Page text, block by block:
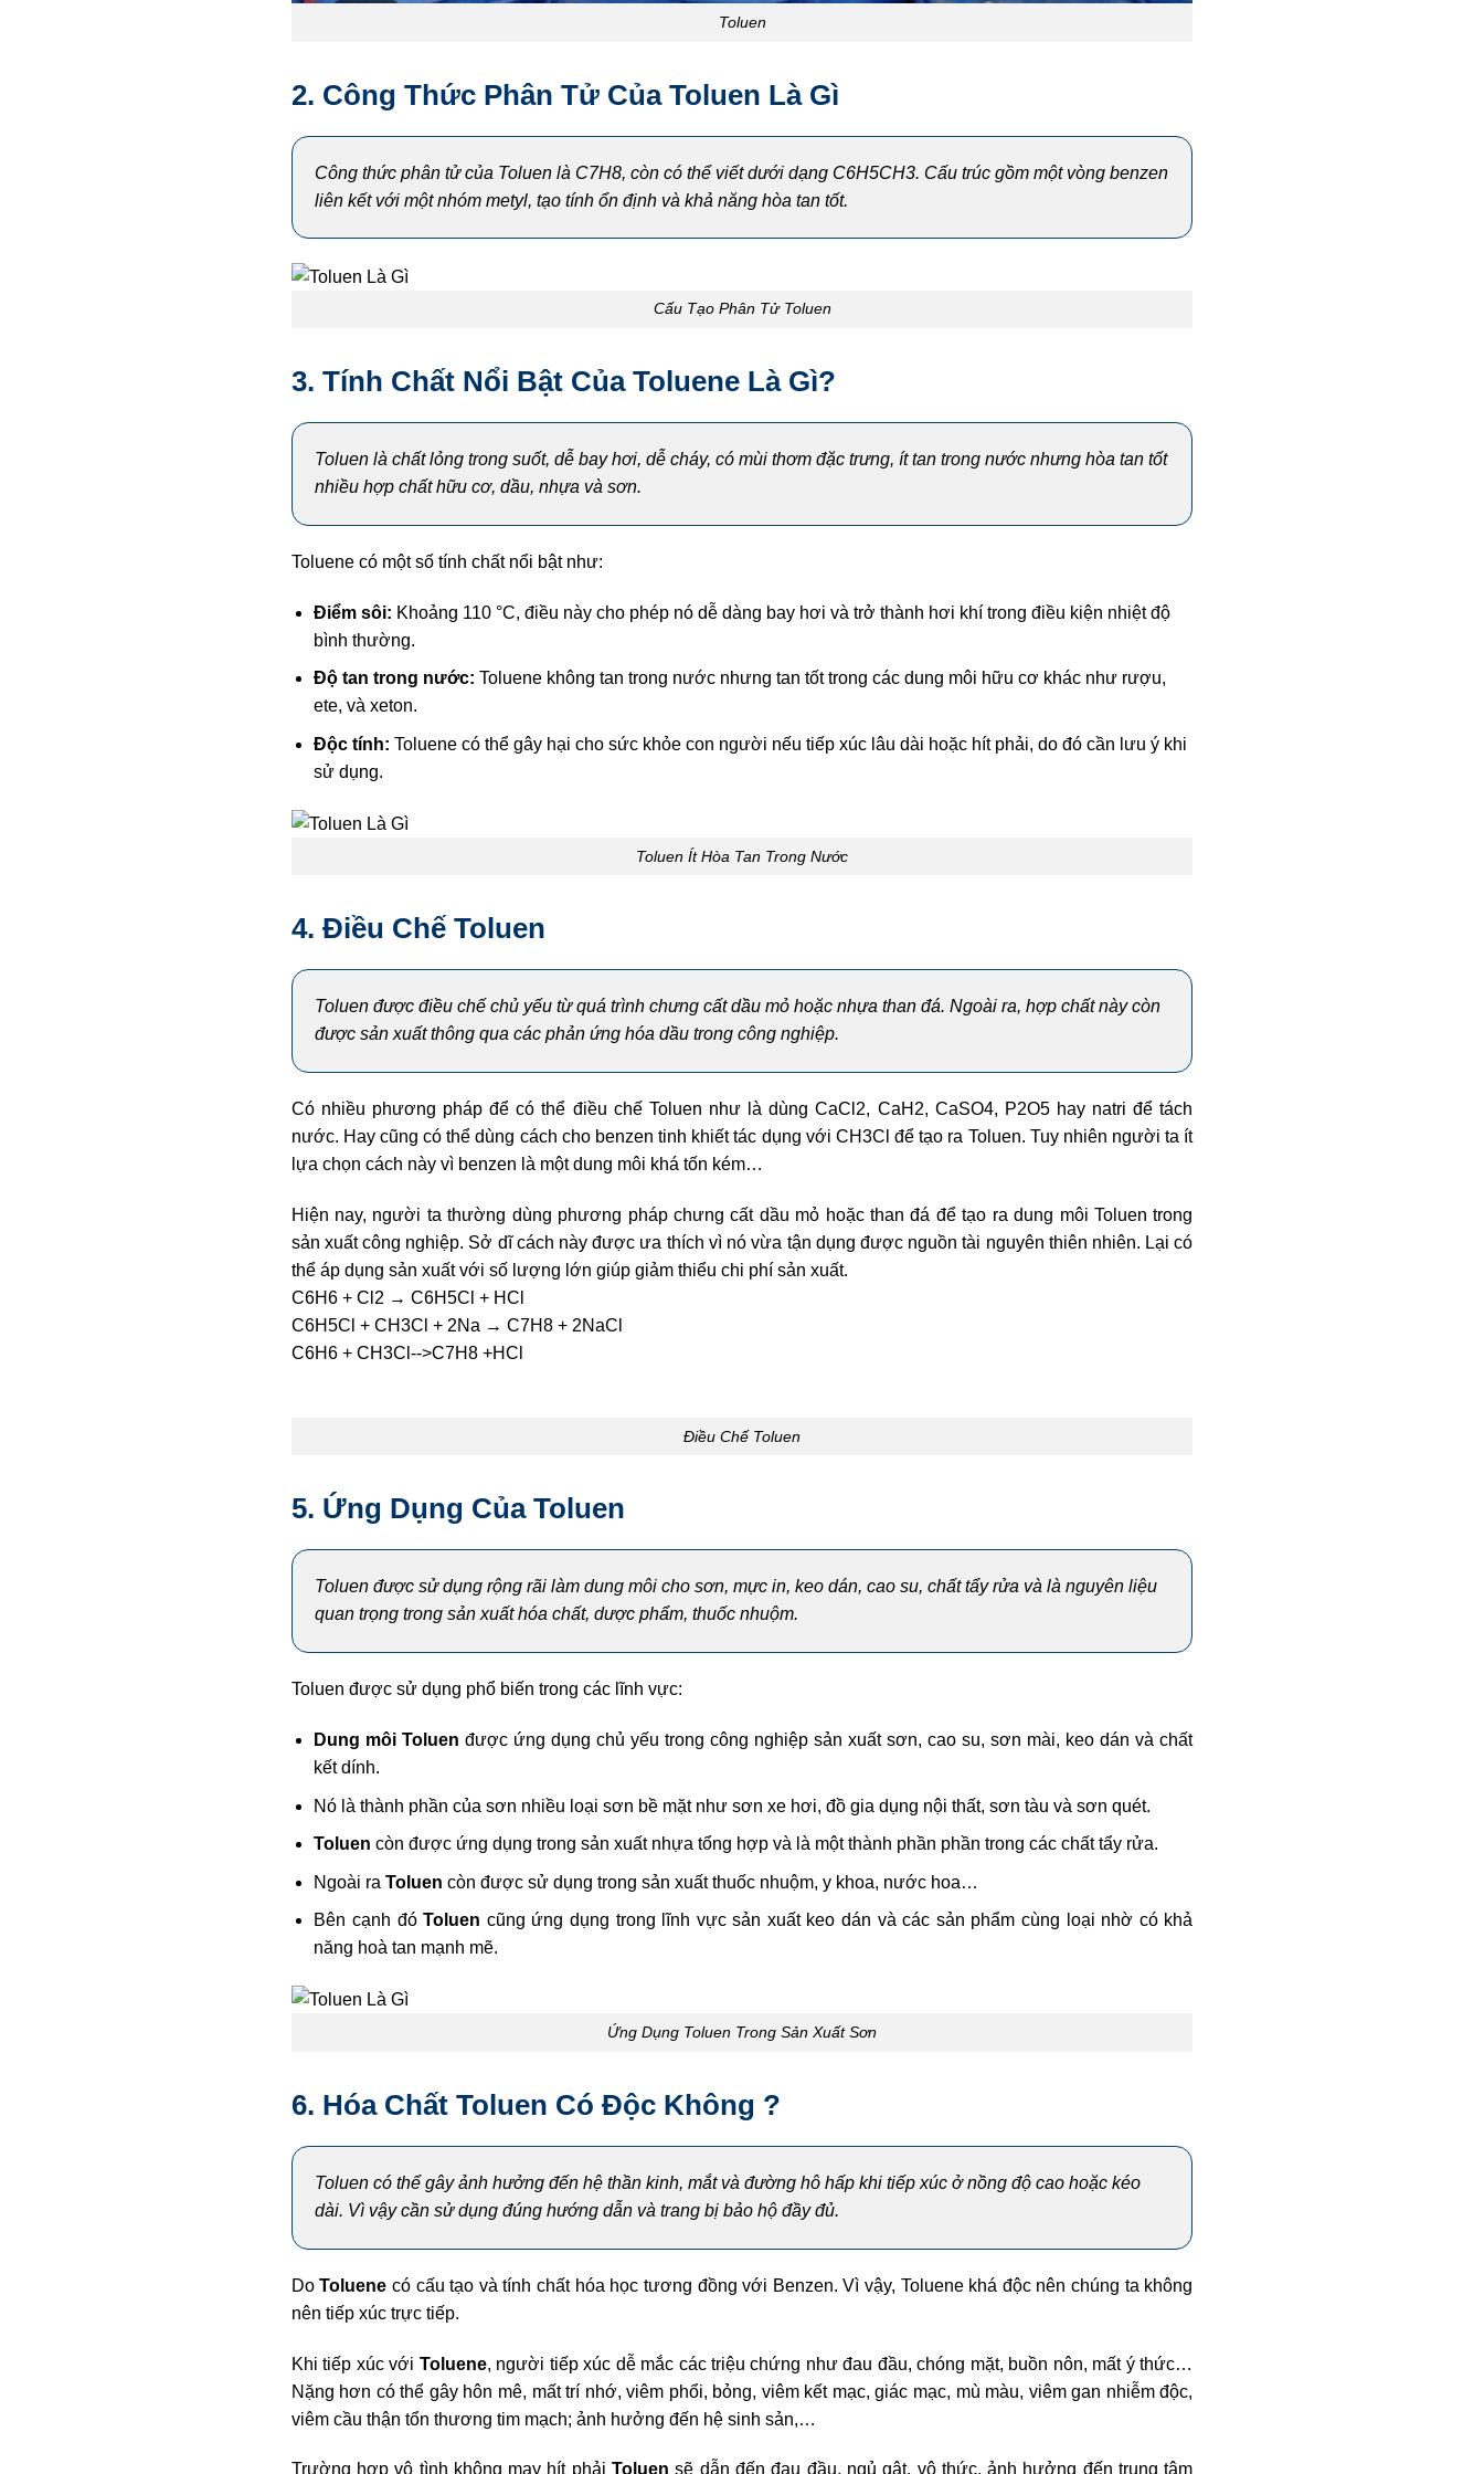
Toluen
2. Công Thức Phân Tử Của Toluen Là Gì
Công thức phân tử của Toluen là C7H8, còn có thể viết dưới dạng C6H5CH3. Cấu trúc gồm một vòng benzen
liên kết với một nhóm metyl, tạo tính ổn định và khả năng hòa tan tốt.
Cấu Tạo Phân Tử Toluen
3. Tính Chất Nổi Bật Của Toluene Là Gì?
Toluen là chất lỏng trong suốt, dễ bay hơi, dễ cháy, có mùi thơm đặc trưng, ít tan trong nước nhưng hòa tan tốt
nhiều hợp chất hữu cơ, dầu, nhựa và sơn.
Toluene có một số tính chất nổi bật như:
Điểm sôi: Khoảng 110 °C, điều này cho phép nó dễ dàng bay hơi và trở thành hơi khí trong điều kiện nhiệt độ
bình thường.
Độ tan trong nước: Toluene không tan trong nước nhưng tan tốt trong các dung môi hữu cơ khác như rượu,
ete, và xeton.
Độc tính: Toluene có thể gây hại cho sức khỏe con người nếu tiếp xúc lâu dài hoặc hít phải, do đó cần lưu ý khi
sử dụng.
Toluen Ít Hòa Tan Trong Nước
4. Điều Chế Toluen
Toluen được điều chế chủ yếu từ quá trình chưng cất dầu mỏ hoặc nhựa than đá. Ngoài ra, hợp chất này còn
được sản xuất thông qua các phản ứng hóa dầu trong công nghiệp.
Có nhiều phương pháp để có thể điều chế Toluen như là dùng CaCl2, CaH2, CaSO4, P2O5 hay natri để tách
nước. Hay cũng có thể dùng cách cho benzen tinh khiết tác dụng với CH3Cl để tạo ra Toluen. Tuy nhiên người ta ít
lựa chọn cách này vì benzen là một dung môi khá tốn kém…
Hiện nay, người ta thường dùng phương pháp chưng cất dầu mỏ hoặc than đá để tạo ra dung môi Toluen trong
sản xuất công nghiệp. Sở dĩ cách này được ưa thích vì nó vừa tận dụng được nguồn tài nguyên thiên nhiên. Lại có
thể áp dụng sản xuất với số lượng lớn giúp giảm thiểu chi phí sản xuất.
C6H6 + Cl2 → C6H5Cl + HCl
C6H5Cl + CH3Cl + 2Na → C7H8 + 2NaCl
C6H6 + CH3Cl-->C7H8 +HCl
Điều Chế Toluen
5. Ứng Dụng Của Toluen
Toluen được sử dụng rộng rãi làm dung môi cho sơn, mực in, keo dán, cao su, chất tẩy rửa và là nguyên liệu
quan trọng trong sản xuất hóa chất, dược phẩm, thuốc nhuộm.
Toluen được sử dụng phổ biến trong các lĩnh vực:
Dung môi Toluen được ứng dụng chủ yếu trong công nghiệp sản xuất sơn, cao su, sơn mài, keo dán và chất
kết dính.
Nó là thành phần của sơn nhiều loại sơn bề mặt như sơn xe hơi, đồ gia dụng nội thất, sơn tàu và sơn quét.
Toluen còn được ứng dụng trong sản xuất nhựa tổng hợp và là một thành phần phần trong các chất tẩy rửa.
Ngoài raToluen còn được sử dụng trong sản xuất thuốc nhuộm, y khoa, nước hoa…
Bên cạnh đóToluen cũng ứng dụng trong lĩnh vực sản xuất keo dán và các sản phẩm cùng loại nhờ có khả
năng hoà tan mạnh mẽ.
Ứng Dụng Toluen Trong Sản Xuất Sơn
6. Hóa Chất Toluen Có Độc Không ?
Toluen có thể gây ảnh hưởng đến hệ thần kinh, mắt và đường hô hấp khi tiếp xúc ở nồng độ cao hoặc kéo
dài. Vì vậy cần sử dụng đúng hướng dẫn và trang bị bảo hộ đầy đủ.
DoToluene có cấu tạo và tính chất hóa học tương đồng với Benzen. Vì vậy, Toluene khá độc nên chúng ta không
nên tiếp xúc trực tiếp.
Khi tiếp xúc với Toluene, người tiếp xúc dễ mắc các triệu chứng như đau đầu, chóng mặt, buồn nôn, mất ý thức…
Nặng hơn có thể gây hôn mê, mất trí nhớ, viêm phổi, bỏng, viêm kết mạc, giác mạc, mù màu, viêm gan nhiễm độc,
viêm cầu thận tổn thương tim mạch; ảnh hưởng đến hệ sinh sản,…
Trường hợp vô tình không may hít phảiToluen sẽ dẫn đến đau đầu, ngủ gật, vô thức, ảnh hưởng đến trung tâm